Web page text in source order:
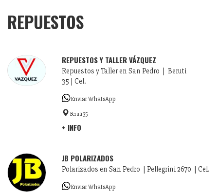
REPUESTOS
REPUESTOS Y TALLER VÁZQUEZ
Repuestos y Taller en San Pedro | Beruti
35 | Cel.
Enviar WhatsApp
Beruti 35
+ INFO
JB POLARIZADOS
Polarizados en San Pedro | Pellegrini 2670 | Cel.
Enviar WhatsApp